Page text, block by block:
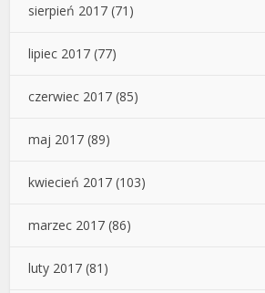
sierpień 2017 (71)
lipiec 2017 (77)
czerwiec 2017 (85)
maj 2017 (89)
kwiecień 2017 (103)
marzec 2017 (86)
luty 2017 (81)